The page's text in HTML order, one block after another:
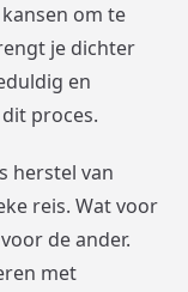
om te
je dichter
en
proces.
herstel van
reis. Wat voor
de ander.
met